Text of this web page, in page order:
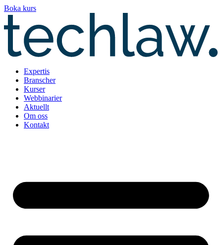
Hoppa
till
innehåll
Boka kurs
Expertis
Branscher
Kurser
Webbinarier
Aktuellt
Om oss
Kontakt